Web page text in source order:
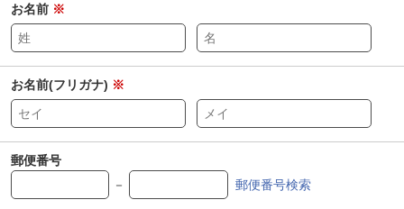
お名前 ※
お名前(フリガナ) ※
郵便番号
－
郵便番号検索